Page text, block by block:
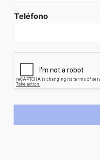
Teléfono